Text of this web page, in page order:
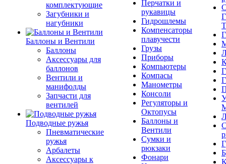
комплектующие
Загубники и
нагубники
Баллоны и Вентили
Баллоны
Аксессуары для
баллонов
Вентили и
манифолды
Запчасти для
вентилей
Подводные ружья
Пневматические
ружья
Арбалеты
Аксессуары к
Перчатки и
рукавицы
Гидрошлемы
Компенсаторы
плавучести
Грузы
Приборы
Компьютеры
Компасы
Манометры
Консоли
Регуляторы и
Октопусы
Баллоны и
Вентили
Сумки и
рюкзаки
Фонари